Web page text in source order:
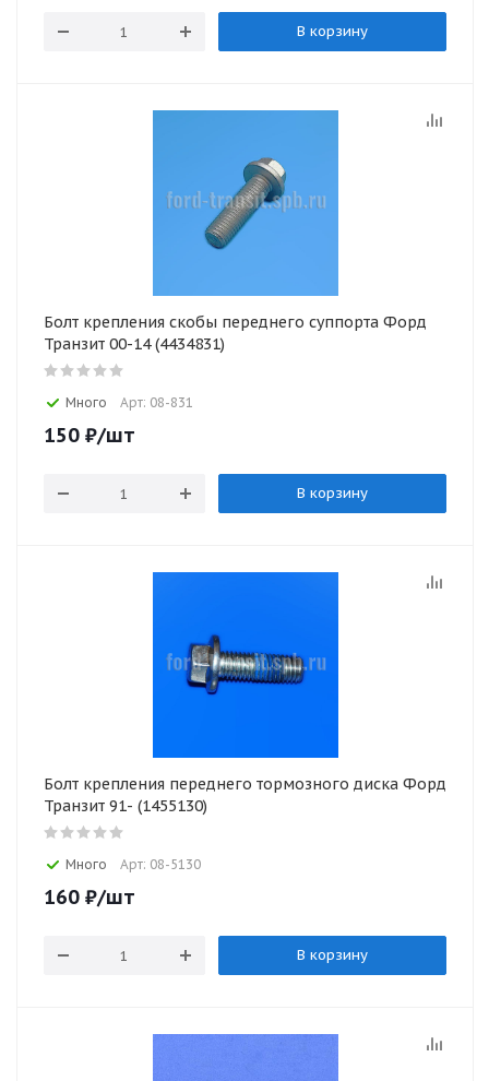
В корзину
Болт крепления скобы переднего суппорта Форд
Транзит 00-14 (4434831)
Много Арт: 08-831
150 ₽/шт
В корзину
Болт крепления переднего тормозного диска Форд
Транзит 91- (1455130)
Много Арт: 08-5130
160 ₽/шт
В корзину